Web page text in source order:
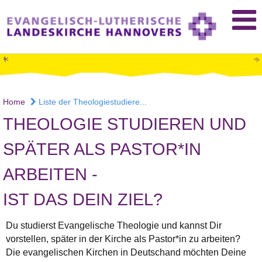
Home Liste der Theologiestudiere...
THEOLOGIE STUDIEREN UND
SPÄTER ALS PASTOR*IN
ARBEITEN -
IST DAS DEIN ZIEL?
Du studierst Evangelische Theologie und kannst Dir
vorstellen, später in der Kirche als Pastor*in zu arbeiten?
Die evangelischen Kirchen in Deutschand möchten Deine